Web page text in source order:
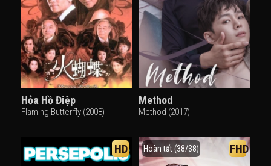
Hỏa Hồ Điệp
Flaming Butterfly (2008)
Method
Method (2017)
HD Hoàn tất (38/38) FHD